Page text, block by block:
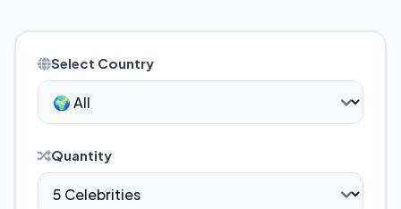
Select Country
Quantity